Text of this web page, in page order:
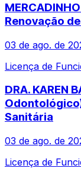
Renovação
03 de ago. de
Licença de
DRA. KAREN
Sanitária
03 de ago. de
Licença de